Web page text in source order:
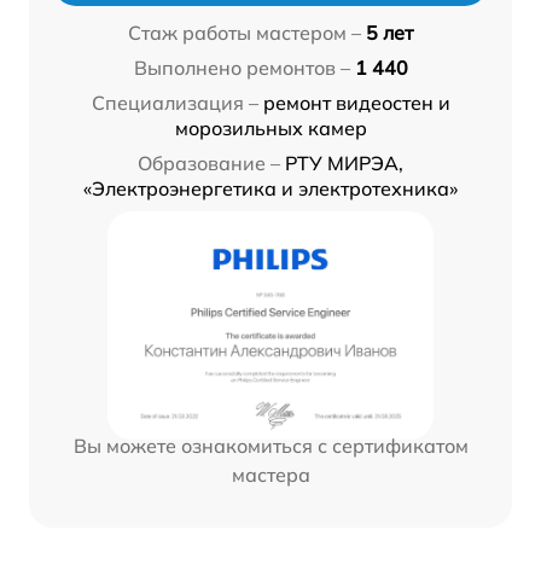
Стаж работы мастером – 5 лет
Выполнено ремонтов – 1 440
Специализация – ремонт видеостен и
морозильных камер
Образование – РТУ МИРЭА,
«Электроэнергетика и электротехника»
Вы можете ознакомиться с сертификатом
мастера